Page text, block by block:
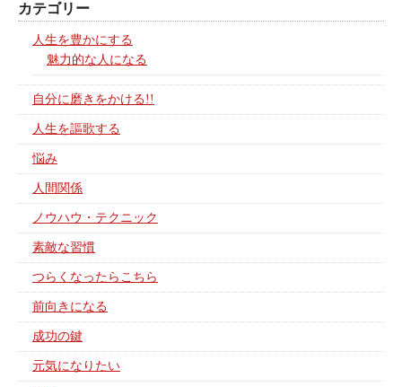
カテゴリー
人生を豊かにする
魅力的な人になる
自分に磨きをかける!!
人生を謳歌する
悩み
人間関係
ノウハウ・テクニック
素敵な習慣
つらくなったらこちら
前向きになる
成功の鍵
元気になりたい